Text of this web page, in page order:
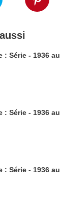
: Série - 1936 au
: Série - 1936 au
: Série - 1936 au